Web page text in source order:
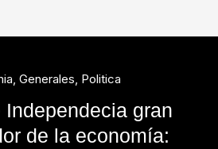
, Generales, Politica
Independecia gran
de la economía: